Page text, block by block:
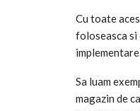
Cu toate
foloseasca
Sa luam
magazin de